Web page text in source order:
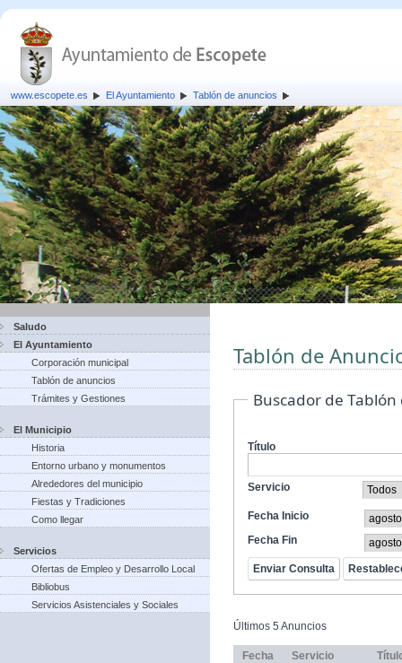
www.escopete.es El Ayuntamiento Tablón de anuncios
Saludo
El Ayuntamiento
Corporación municipal
Tablón de anuncios
Trámites y Gestiones
El Municipio
Historia
Entorno urbano y monumentos
Alrededores del municipio
Fiestas y Tradiciones
Como llegar
Servicios
Ofertas de Empleo y Desarrollo Local
Bibliobus
Servicios Asistenciales y Sociales
Tablón de
Buscador de
Título
Servicio
Fecha Inicio
Fecha Fin
Últimos 5 Anuncios
Fecha Servicio